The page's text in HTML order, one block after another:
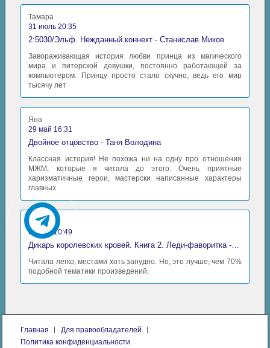
Тамара
31 июль 20:35
2:5030/Эльф. Нежданный коннект - Станислав Миков
Завораживающая история любви принца из магического
мира и питерской девушки, постоянно работающей за
компьютером. Принцу просто стало скучно, ведь его мир
тысячу лет
Яна
29 май 16:31
Двойное отцовство - Таня Володина
Классная история! Не похожа ни на одну про отношения
МЖМ, которые я читала до этого. Очень приятные
харизматичные герои, мастерски написанные характеры
главных
Аида
06 май 10:49
Дикарь королевских кровей. Книга 2. Леди-фаворитка - Анна Сергеевна Гаврилова
Читала легко, местами хоть занудно. Но, это лучше, чем 70%
подобной тематики произведений.
Главная
Для правообладателей
Политика конфиденциальности